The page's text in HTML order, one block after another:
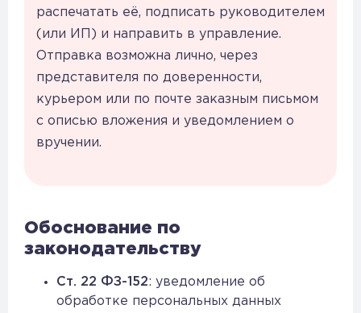
распечатать её, подписать руководителем
(или ИП) и направить в управление.
Отправка возможна лично, через
представителя по доверенности,
курьером или по почте заказным письмом
с описью вложения и уведомлением о
вручении.
Обоснование по
законодательству
Ст. 22 ФЗ-152: уведомление об
обработке персональных данных